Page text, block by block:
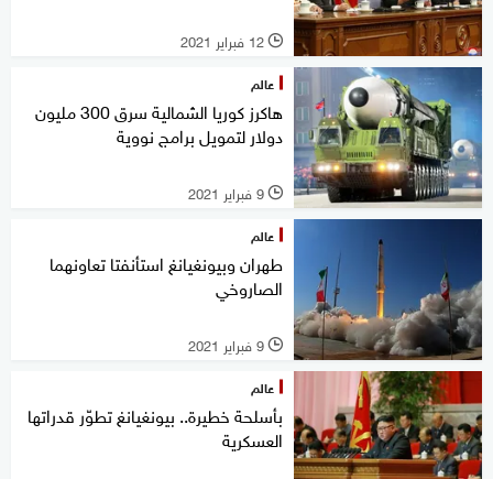
l 12 فبراير 2021
عالم
هاكرز كوريا الشمالية سرق 300 مليون
دولار لتمويل برامج نووية
l 9 فبراير 2021
عالم
طهران وبيونغيانغ استأنفتا تعاونهما
الصاروخي
l 9 فبراير 2021
عالم
بأسلحة خطيرة.. بيونغيانغ تطوّر قدراتها
العسكرية